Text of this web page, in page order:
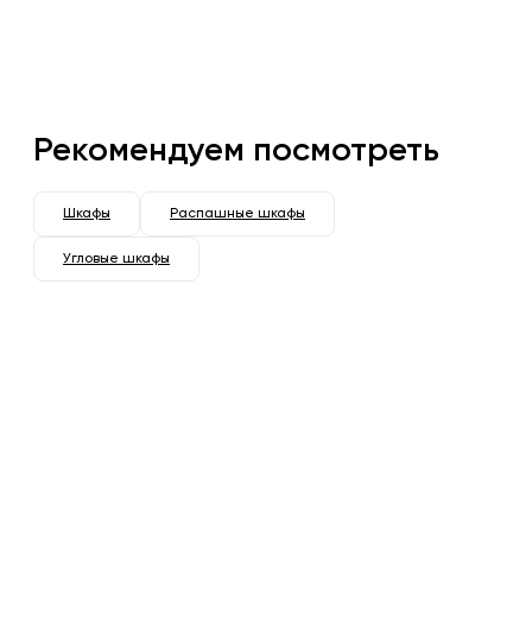
Рекомендуем посмотреть
Шкафы Распашные шкафы
Угловые шкафы